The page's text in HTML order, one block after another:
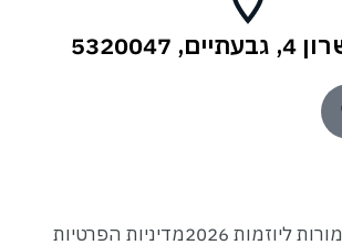
5320047
ליוזמות 2026 מדיניות הפרטיות